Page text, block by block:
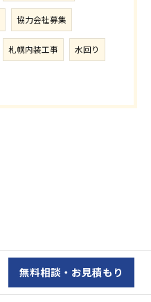
協力会社募集
札幌内装工事 水回り
無料相談・お見積もり